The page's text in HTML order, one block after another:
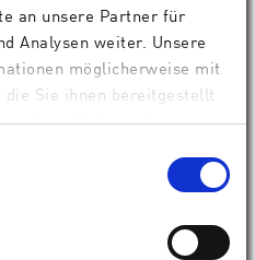
an unsere Partner für
Analysen weiter. Unsere
möglicherweise mit
Sie ihnen bereitgestellt
Ihrer Nutzung der
und Beratung per Telefon,
bei der Vorbereitung auf
Kongresse/SCHWIND
während der
die internationalen